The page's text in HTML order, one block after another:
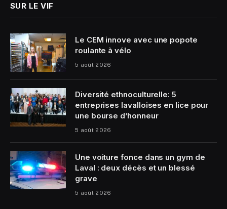
SUR LE VIF
Le CEM innove avec une popote
roulante à vélo
5 août 2026
Diversité ethnoculturelle: 5
entreprises lavalloises en lice pour
une bourse d’honneur
5 août 2026
Une voiture fonce dans un gym de
Laval : deux décès et un blessé
grave
5 août 2026